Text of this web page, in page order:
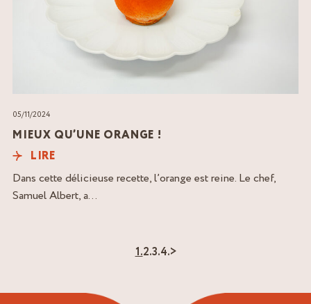
05/11/2024
MIEUX QU’UNE ORANGE !
Dans cette délicieuse recette, l’orange est reine. Le chef,
Samuel Albert, a...
LIRE
1.2.3.4.>